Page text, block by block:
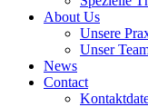
About Us
Unsere
Unser
News
Contact